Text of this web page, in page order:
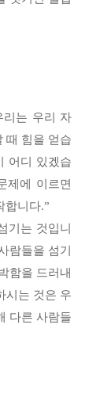
리는 우리 자
때 힘을 얻습
어디 있겠습
제에 이르면
합니다.”
기는 것입니
람들을 섬기
함을 드러내
시는 것은 우
다른 사람들